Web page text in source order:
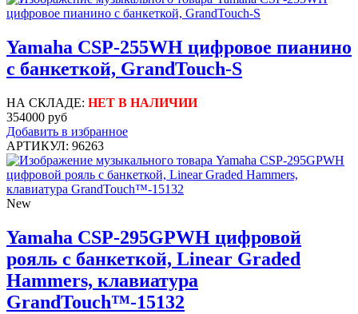
Yamaha CSP-255WH цифровое пианино
с банкеткой, GrandTouch-S
НА СКЛАДЕ: НЕТ В НАЛИЧИИ
354000 руб
Добавить в избранное
АРТИКУЛ: 96263
New
Yamaha CSP-295GPWH цифровой
рояль с банкеткой, Linear Graded
Hammers, клавиатура
GrandTouch™-15132